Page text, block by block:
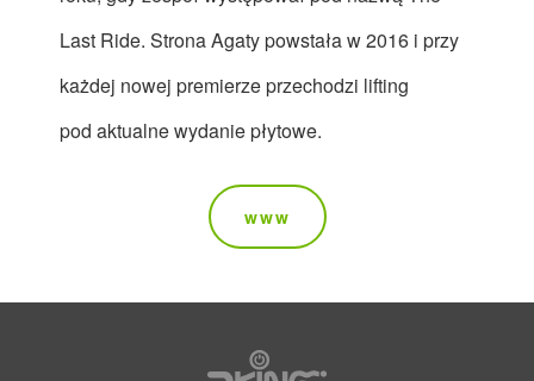
Last Ride. Strona Agaty powstała w 2016 i przy
każdej nowej premierze przechodzi lifting
pod aktualne wydanie płytowe.
www